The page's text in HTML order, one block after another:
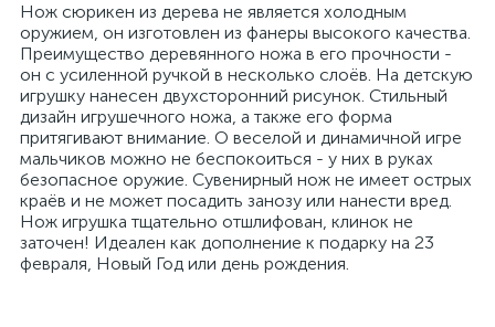
Нож сюрикен из дерева не является холодным
оружием, он изготовлен из фанеры высокого качества.
Преимущество деревянного ножа в его прочности -
он с усиленной ручкой в несколько слоёв. На детскую
игрушку нанесен двухсторонний рисунок. Стильный
дизайн игрушечного ножа, а также его форма
притягивают внимание. О веселой и динамичной игре
мальчиков можно не беспокоиться - у них в руках
безопасное оружие. Сувенирный нож не имеет острых
краёв и не может посадить занозу или нанести вред.
Нож игрушка тщательно отшлифован, клинок не
заточен! Идеален как дополнение к подарку на 23
февраля, Новый Год или день рождения.